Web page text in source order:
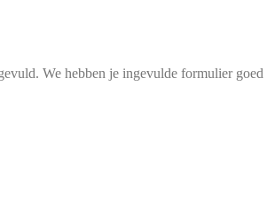
We hebben je ingevulde formulier